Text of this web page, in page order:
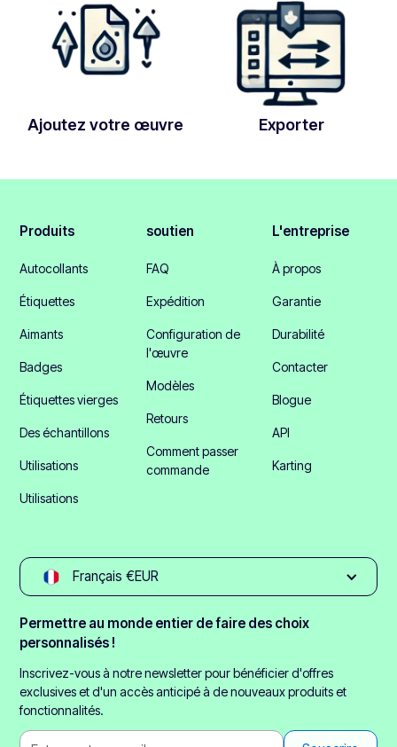
Ajoutez votre œuvre Exporter
Produits
Autocollants
Étiquettes
Aimants
Badges
Étiquettes vierges
Des échantillons
Utilisations
Utilisations
soutien
FAQ
Expédition
Configuration de
l'œuvre
Modèles
Retours
Comment passer
commande
L'entreprise
À propos
Garantie
Durabilité
Contacter
Blogue
API
Karting
Français €EUR
Permettre au monde entier de faire des choix
personnalisés !
Inscrivez-vous à notre newsletter pour bénéficier d'offres
exclusives et d'un accès anticipé à de nouveaux produits et
fonctionnalités.